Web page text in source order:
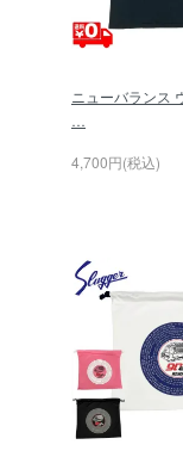
ニューバランス
…
4,700円(税込)